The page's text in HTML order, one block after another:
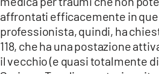
ANDROID
APPLE
affrontati efficacemente in
professionista, quindi, ha
118, che ha una postazione
il vecchio (e quasi totalmente